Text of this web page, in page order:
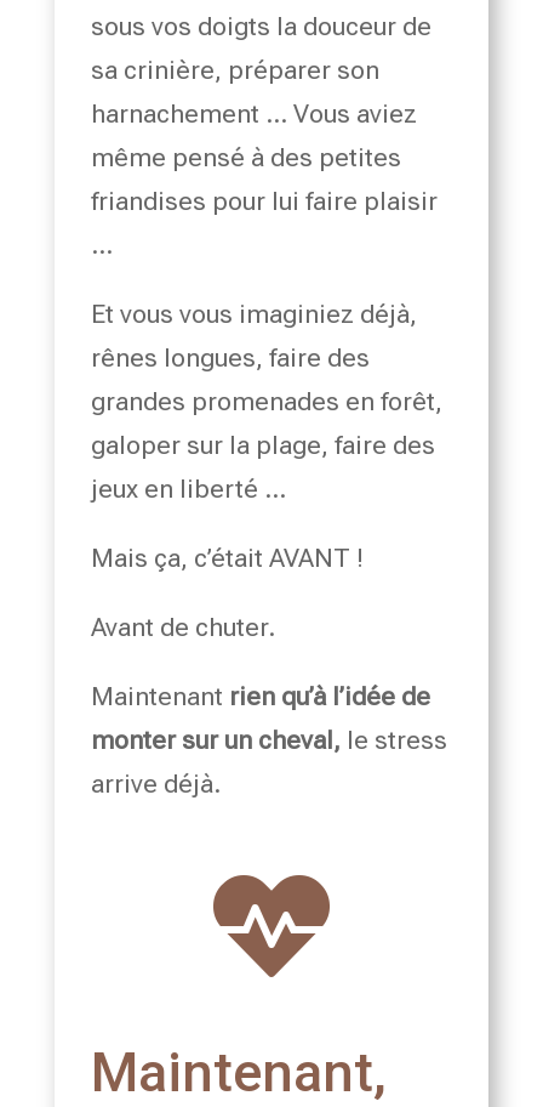
sous vos doigts la douceur de
sa crinière, préparer son
harnachement … Vous aviez
même pensé à des petites
friandises pour lui faire plaisir
…
Et vous vous imaginiez déjà,
rênes longues, faire des
grandes promenades en forêt,
galoper sur la plage, faire des
jeux en liberté …
Mais ça, c’était AVANT !
Avant de chuter.
Maintenant rien qu’à l’idée de
monter sur un cheval, le stress
arrive déjà.

Maintenant,